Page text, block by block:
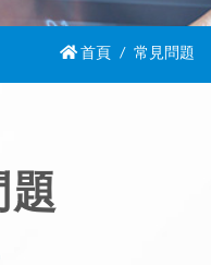
首頁 常見問題
題